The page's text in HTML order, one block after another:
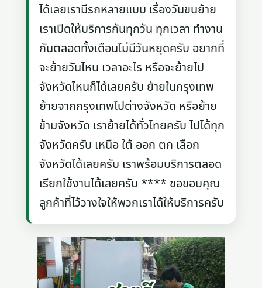
ได้เลยเรามีรถหลายแบบ เรื่องวันขนย้าย
เราเปิดให้บริการกันทุกวัน ทุกเวลา ทำงาน
กันตลอดทั้งเดือนไม่มีวันหยุดครับ อยากที่
จะย้ายวันไหน เวลาอะไร หรือจะย้ายไป
จังหวัดไหนก็ได้เลยครับ ย้ายในกรุงเทพ
ย้ายจากกรุงเทพไปต่างจังหวัด หรือย้าย
ข้ามจังหวัด เราย้ายได้ทั่วไทยครับ ไปได้ทุก
จังหวัดครับ เหนือ ใต้ ออก ตก เลือก
จังหวัดได้เลยครับ เราพร้อมบริการตลอด
เรียกใช้งานได้เลยครับ **** ขอขอบคุณ
ลูกค้าที่ไว้วางใจให้พวกเราได้ให้บริการครับ